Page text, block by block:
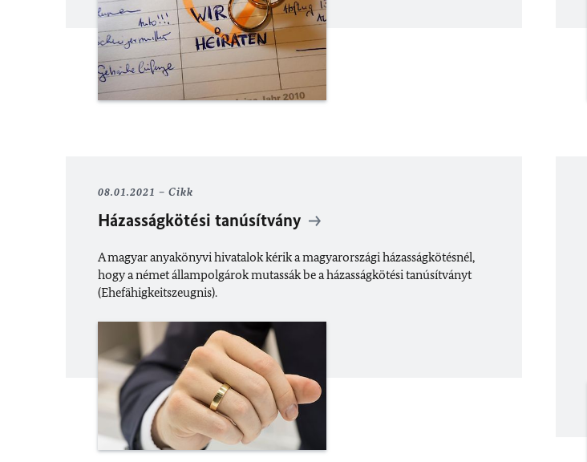
08.01.2021 Cikk
Házasságkötési tanúsítvány
A magyar anyakönyvi hivatalok kérik a magyarországi házasságkötésnél,
hogy a német állampolgárok mutassák be a házasságkötési tanúsítványt
(Ehefähigkeitszeugnis).